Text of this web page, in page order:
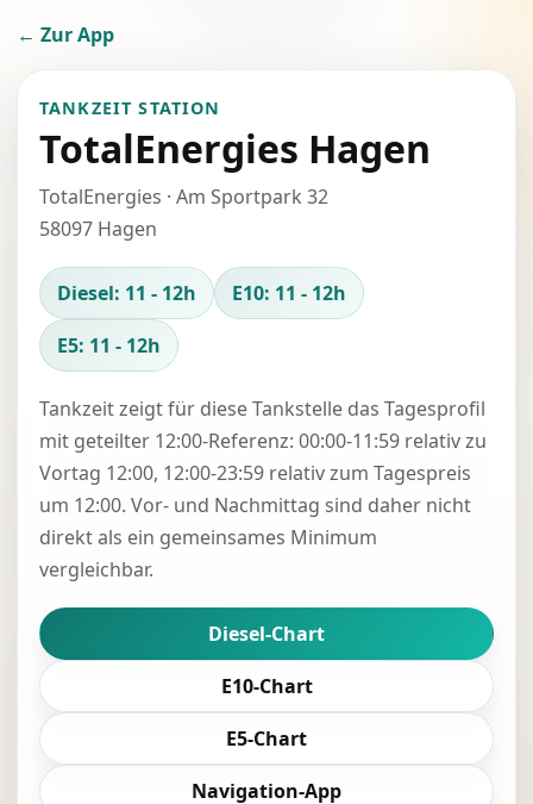
← Zur App
TANKZEIT STATION
TotalEnergies Hagen
TotalEnergies · Am Sportpark 32
58097 Hagen
Diesel: 11 - 12h
E10: 11 - 12h
E5: 11 - 12h
Tankzeit zeigt für diese Tankstelle das Tagesprofil
mit geteilter 12:00-Referenz: 00:00-11:59 relativ zu
Vortag 12:00, 12:00-23:59 relativ zum Tagespreis
um 12:00. Vor- und Nachmittag sind daher nicht
direkt als ein gemeinsames Minimum
vergleichbar.
Diesel-Chart
E10-Chart
E5-Chart
Navigation-App